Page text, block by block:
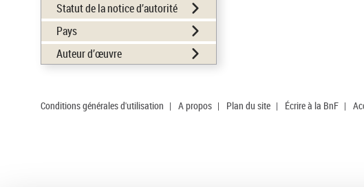
Statut de la notice d’autorité
Pays
Auteur d’œuvre
Conditions générales d'utilisation | A propos | Plan du site | Écrire à la BnF |